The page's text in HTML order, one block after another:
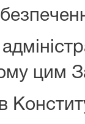
цим